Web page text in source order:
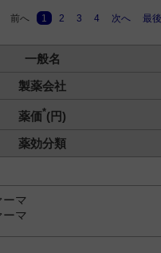
前へ 1 2 3 4 次へ 最後
一般名
製薬会社
薬価*(円)
薬効分類
ーマ
ーマ